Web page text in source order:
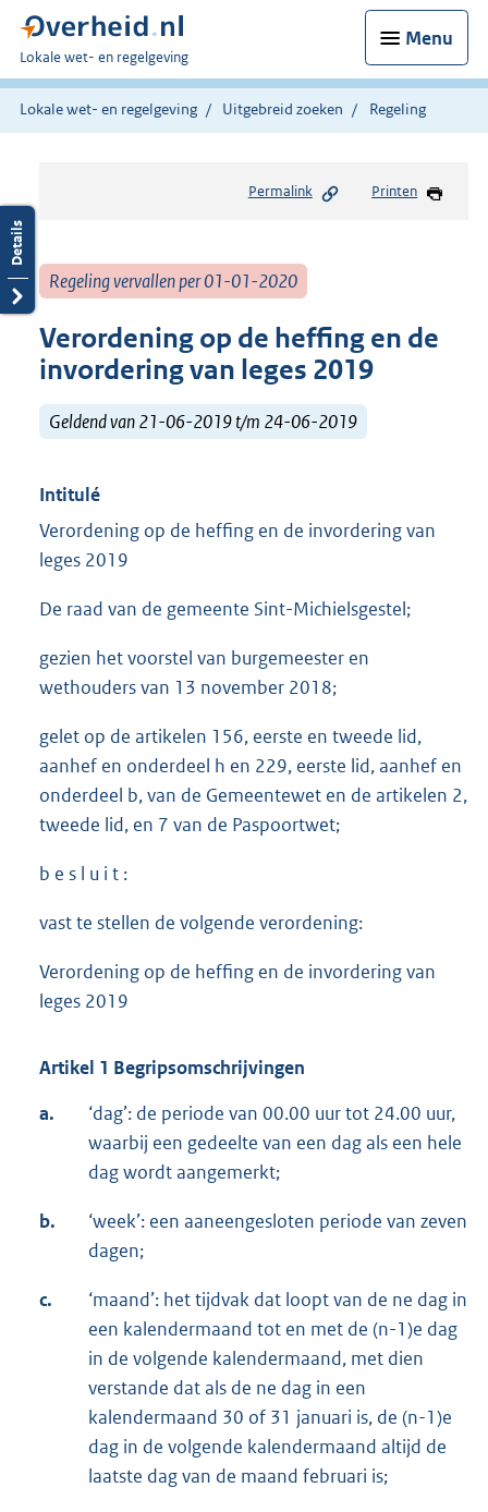
Menu
U
bent
hier:
Lokale wet- en regelgeving
Lokale wet- en regelgeving Uitgebreid zoeken Regeling
Permalink Printen
Regeling vervallen per 01-01-2020
Verordening op de heffing en de
invordering van leges 2019
Geldend van 21-06-2019 t/m 24-06-2019
Intitulé
Verordening op de heffing en de invordering van
leges 2019
De raad van de gemeente Sint-Michielsgestel;
gezien het voorstel van burgemeester en
wethouders van 13 november 2018;
gelet op de artikelen 156, eerste en tweede lid,
aanhef en onderdeel h en 229, eerste lid, aanhef en
onderdeel b, van de Gemeentewet en de artikelen 2,
tweede lid, en 7 van de Paspoortwet;
b e s l u i t :
vast te stellen de volgende verordening:
Verordening op de heffing en de invordering van
leges 2019
Artikel 1 Begripsomschrijvingen
a.
‘dag’: de periode van 00.00 uur tot 24.00 uur,
waarbij een gedeelte van een dag als een hele
dag wordt aangemerkt;
b.
‘week’: een aaneengesloten periode van zeven
dagen;
c.
‘maand’: het tijdvak dat loopt van de ne dag in
een kalendermaand tot en met de (n-1)e dag
in de volgende kalendermaand, met dien
verstande dat als de ne dag in een
kalendermaand 30 of 31 januari is, de (n-1)e
dag in de volgende kalendermaand altijd de
laatste dag van de maand februari is;